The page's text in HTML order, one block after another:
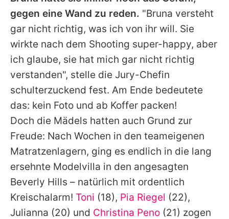
gegen eine Wand zu reden. "Bruna versteht
gar nicht richtig, was ich von ihr will. Sie
wirkte nach dem Shooting super-happy, aber
ich glaube, sie hat mich gar nicht richtig
verstanden", stelle die Jury-Chefin
schulterzuckend fest. Am Ende bedeutete
das: kein Foto und ab Koffer packen!
Doch die Mädels hatten auch Grund zur
Freude: Nach Wochen in den teameigenen
Matratzenlagern, ging es endlich in die lang
ersehnte Modelvilla in den angesagten
Beverly Hills – natürlich mit ordentlich
Kreischalarm! Toni (18), Pia Riegel (22),
Julianna (20) und Christina Peno (21) zogen